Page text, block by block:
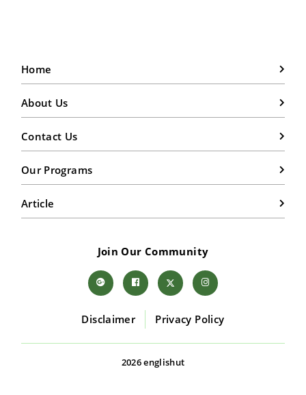
Home
About Us
Contact Us
Our Programs
Article
Join Our Community
Disclaimer Privacy Policy
2026 englishut